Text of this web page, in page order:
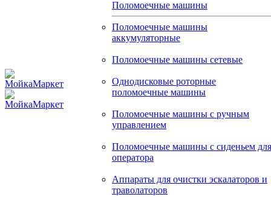
Поломоечные машины
Поломоечные машины
аккумуляторные
Поломоечные машины сетевые
Однодисковые роторные
поломоечные машины
Поломоечные машины с ручным
управлением
Поломоечные машины с сиденьем для
оператора
Аппараты для очистки эскалаторов и
траволаторов